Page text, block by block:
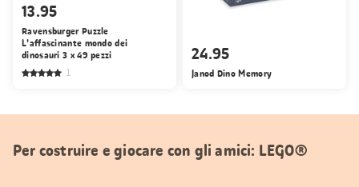
13.95
Ravensburger Puzzle
L'affascinante mondo dei
dinosauri 3 x 49 pezzi
1
24.95
Janod Dino Memory
Per costruire e giocare con gli amici: LEGO®